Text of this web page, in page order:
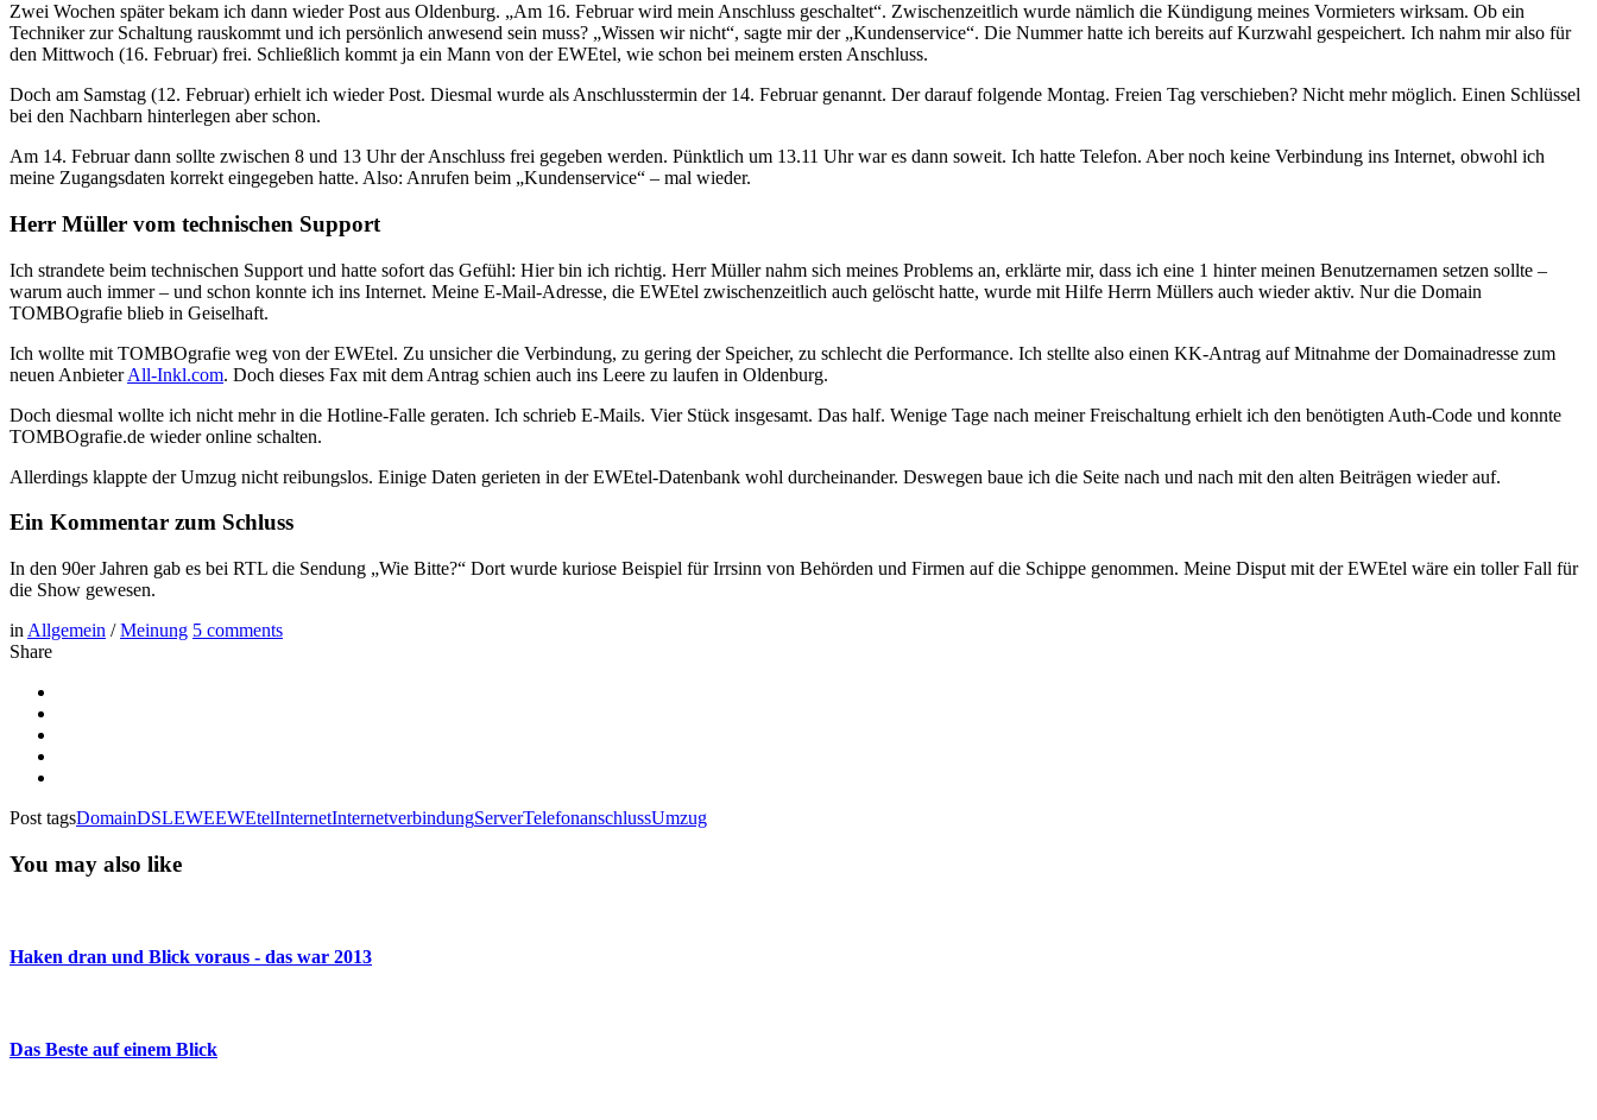
Zwei Wochen später bekam ich dann wieder Post aus Oldenburg. „Am 16. Februar wird mein Anschluss geschaltet“. Zwischenzeitlich wurde nämlich die Kündigung meines Vormieters wirksam. Ob ein
Techniker zur Schaltung rauskommt und ich persönlich anwesend sein muss? „Wissen wir nicht“, sagte mir der „Kundenservice“. Die Nummer hatte ich bereits auf Kurzwahl gespeichert. Ich nahm mir also für
den Mittwoch (16. Februar) frei. Schließlich kommt ja ein Mann von der EWEtel, wie schon bei meinem ersten Anschluss.
Doch am Samstag (12. Februar) erhielt ich wieder Post. Diesmal wurde als Anschlusstermin der 14. Februar genannt. Der darauf folgende Montag. Freien Tag verschieben? Nicht mehr möglich. Einen Schlüssel
bei den Nachbarn hinterlegen aber schon.
Am 14. Februar dann sollte zwischen 8 und 13 Uhr der Anschluss frei gegeben werden. Pünktlich um 13.11 Uhr war es dann soweit. Ich hatte Telefon. Aber noch keine Verbindung ins Internet, obwohl ich
meine Zugangsdaten korrekt eingegeben hatte. Also: Anrufen beim „Kundenservice“ – mal wieder.
Herr Müller vom technischen Support
Ich strandete beim technischen Support und hatte sofort das Gefühl: Hier bin ich richtig. Herr Müller nahm sich meines Problems an, erklärte mir, dass ich eine 1 hinter meinen Benutzernamen setzen sollte –
warum auch immer – und schon konnte ich ins Internet. Meine E-Mail-Adresse, die EWEtel zwischenzeitlich auch gelöscht hatte, wurde mit Hilfe Herrn Müllers auch wieder aktiv. Nur die Domain
TOMBOgrafie blieb in Geiselhaft.
Ich wollte mit TOMBOgrafie weg von der EWEtel. Zu unsicher die Verbindung, zu gering der Speicher, zu schlecht die Performance. Ich stellte also einen KK-Antrag auf Mitnahme der Domainadresse zum
neuen AnbieterAll-Inkl.com. Doch dieses Fax mit dem Antrag schien auch ins Leere zu laufen in Oldenburg.
Doch diesmal wollte ich nicht mehr in die Hotline-Falle geraten. Ich schrieb E-Mails. Vier Stück insgesamt. Das half. Wenige Tage nach meiner Freischaltung erhielt ich den benötigten Auth-Code und konnte
TOMBOgrafie.de wieder online schalten.
Allerdings klappte der Umzug nicht reibungslos. Einige Daten gerieten in der EWEtel-Datenbank wohl durcheinander. Deswegen baue ich die Seite nach und nach mit den alten Beiträgen wieder auf.
Ein Kommentar zum Schluss
In den 90er Jahren gab es bei RTL die Sendung „Wie Bitte?“ Dort wurde kuriose Beispiel für Irrsinn von Behörden und Firmen auf die Schippe genommen. Meine Disput mit der EWEtel wäre ein toller Fall für
die Show gewesen.
in Allgemein /Meinung 5 comments
Share
Post tagsDomainDSLEWEEWEtelInternetInternetverbindungServerTelefonanschlussUmzug
You may also like
Haken dran und Blick voraus - das war 2013
Das Beste auf einem Blick